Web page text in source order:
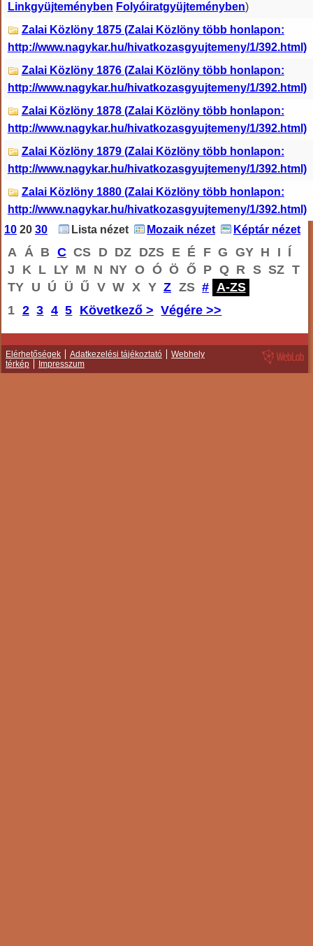
Linkgyüjteményben Folyóiratgyüjteményben)
Zalai Közlöny 1875 (Zalai Közlöny több honlapon:
http://www.nagykar.hu/hivatkozasgyujtemeny/1/392.html)
Zalai Közlöny 1876 (Zalai Közlöny több honlapon:
http://www.nagykar.hu/hivatkozasgyujtemeny/1/392.html)
Zalai Közlöny 1878 (Zalai Közlöny több honlapon:
http://www.nagykar.hu/hivatkozasgyujtemeny/1/392.html)
Zalai Közlöny 1879 (Zalai Közlöny több honlapon:
http://www.nagykar.hu/hivatkozasgyujtemeny/1/392.html)
Zalai Közlöny 1880 (Zalai Közlöny több honlapon:
http://www.nagykar.hu/hivatkozasgyujtemeny/1/392.html)
10 20 30 Lista nézet Mozaik nézet Képtár nézet
A Á B C CS D DZ DZS E É F G GY H I Í
J
K L LY M N NY O Ó Ö Ő P Q R S SZ T
TY U Ú Ü Ű V W X Y Z ZS # A-ZS
1 2 3 4 5 Következő > Végére >>
Elérhetőségek Adatkezelési tájékoztató
Webhely
térkép
Impresszum